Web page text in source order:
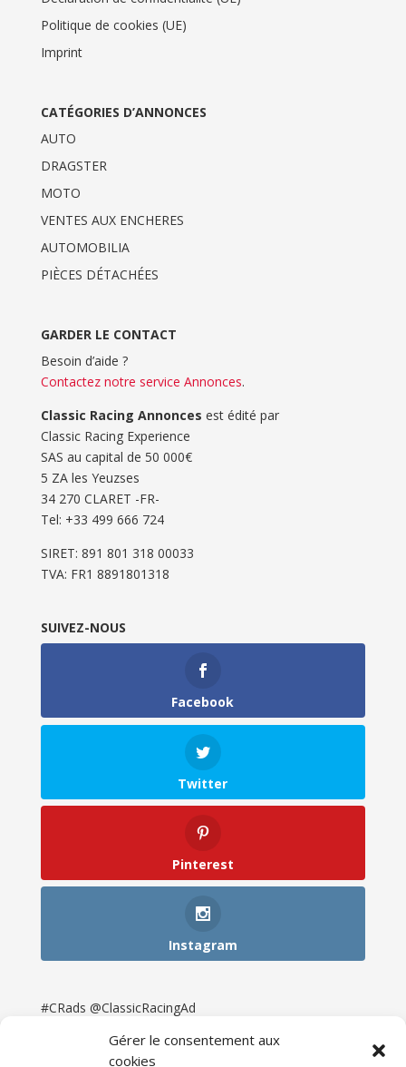
Gérer le consentement aux
cookies
Politique de cookies (UE)
Imprint
CATÉGORIES D’ANNONCES
AUTO
DRAGSTER
MOTO
VENTES AUX ENCHERES
AUTOMOBILIA
PIÈCES DÉTACHÉES
GARDER LE CONTACT
Besoin d’aide ?
Contactez notre service Annonces.
Classic Racing Annonces est édité par
Classic Racing Experience
SAS au capital de 50 000€
5 ZA les Yeuzses
34 270 CLARET -FR-
Tel: ‭+33 499 666 724‬
SIRET: 891 801 318 00033
TVA: FR1 8891801318
SUIVEZ-NOUS
Facebook
Twitter
Pinterest
Instagram
#CRads @ClassicRacingAd